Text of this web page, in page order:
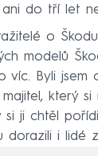
do tří let
o
modelů
víc. Byli
majitel, který
si ji chtěl
dorazili i lidé